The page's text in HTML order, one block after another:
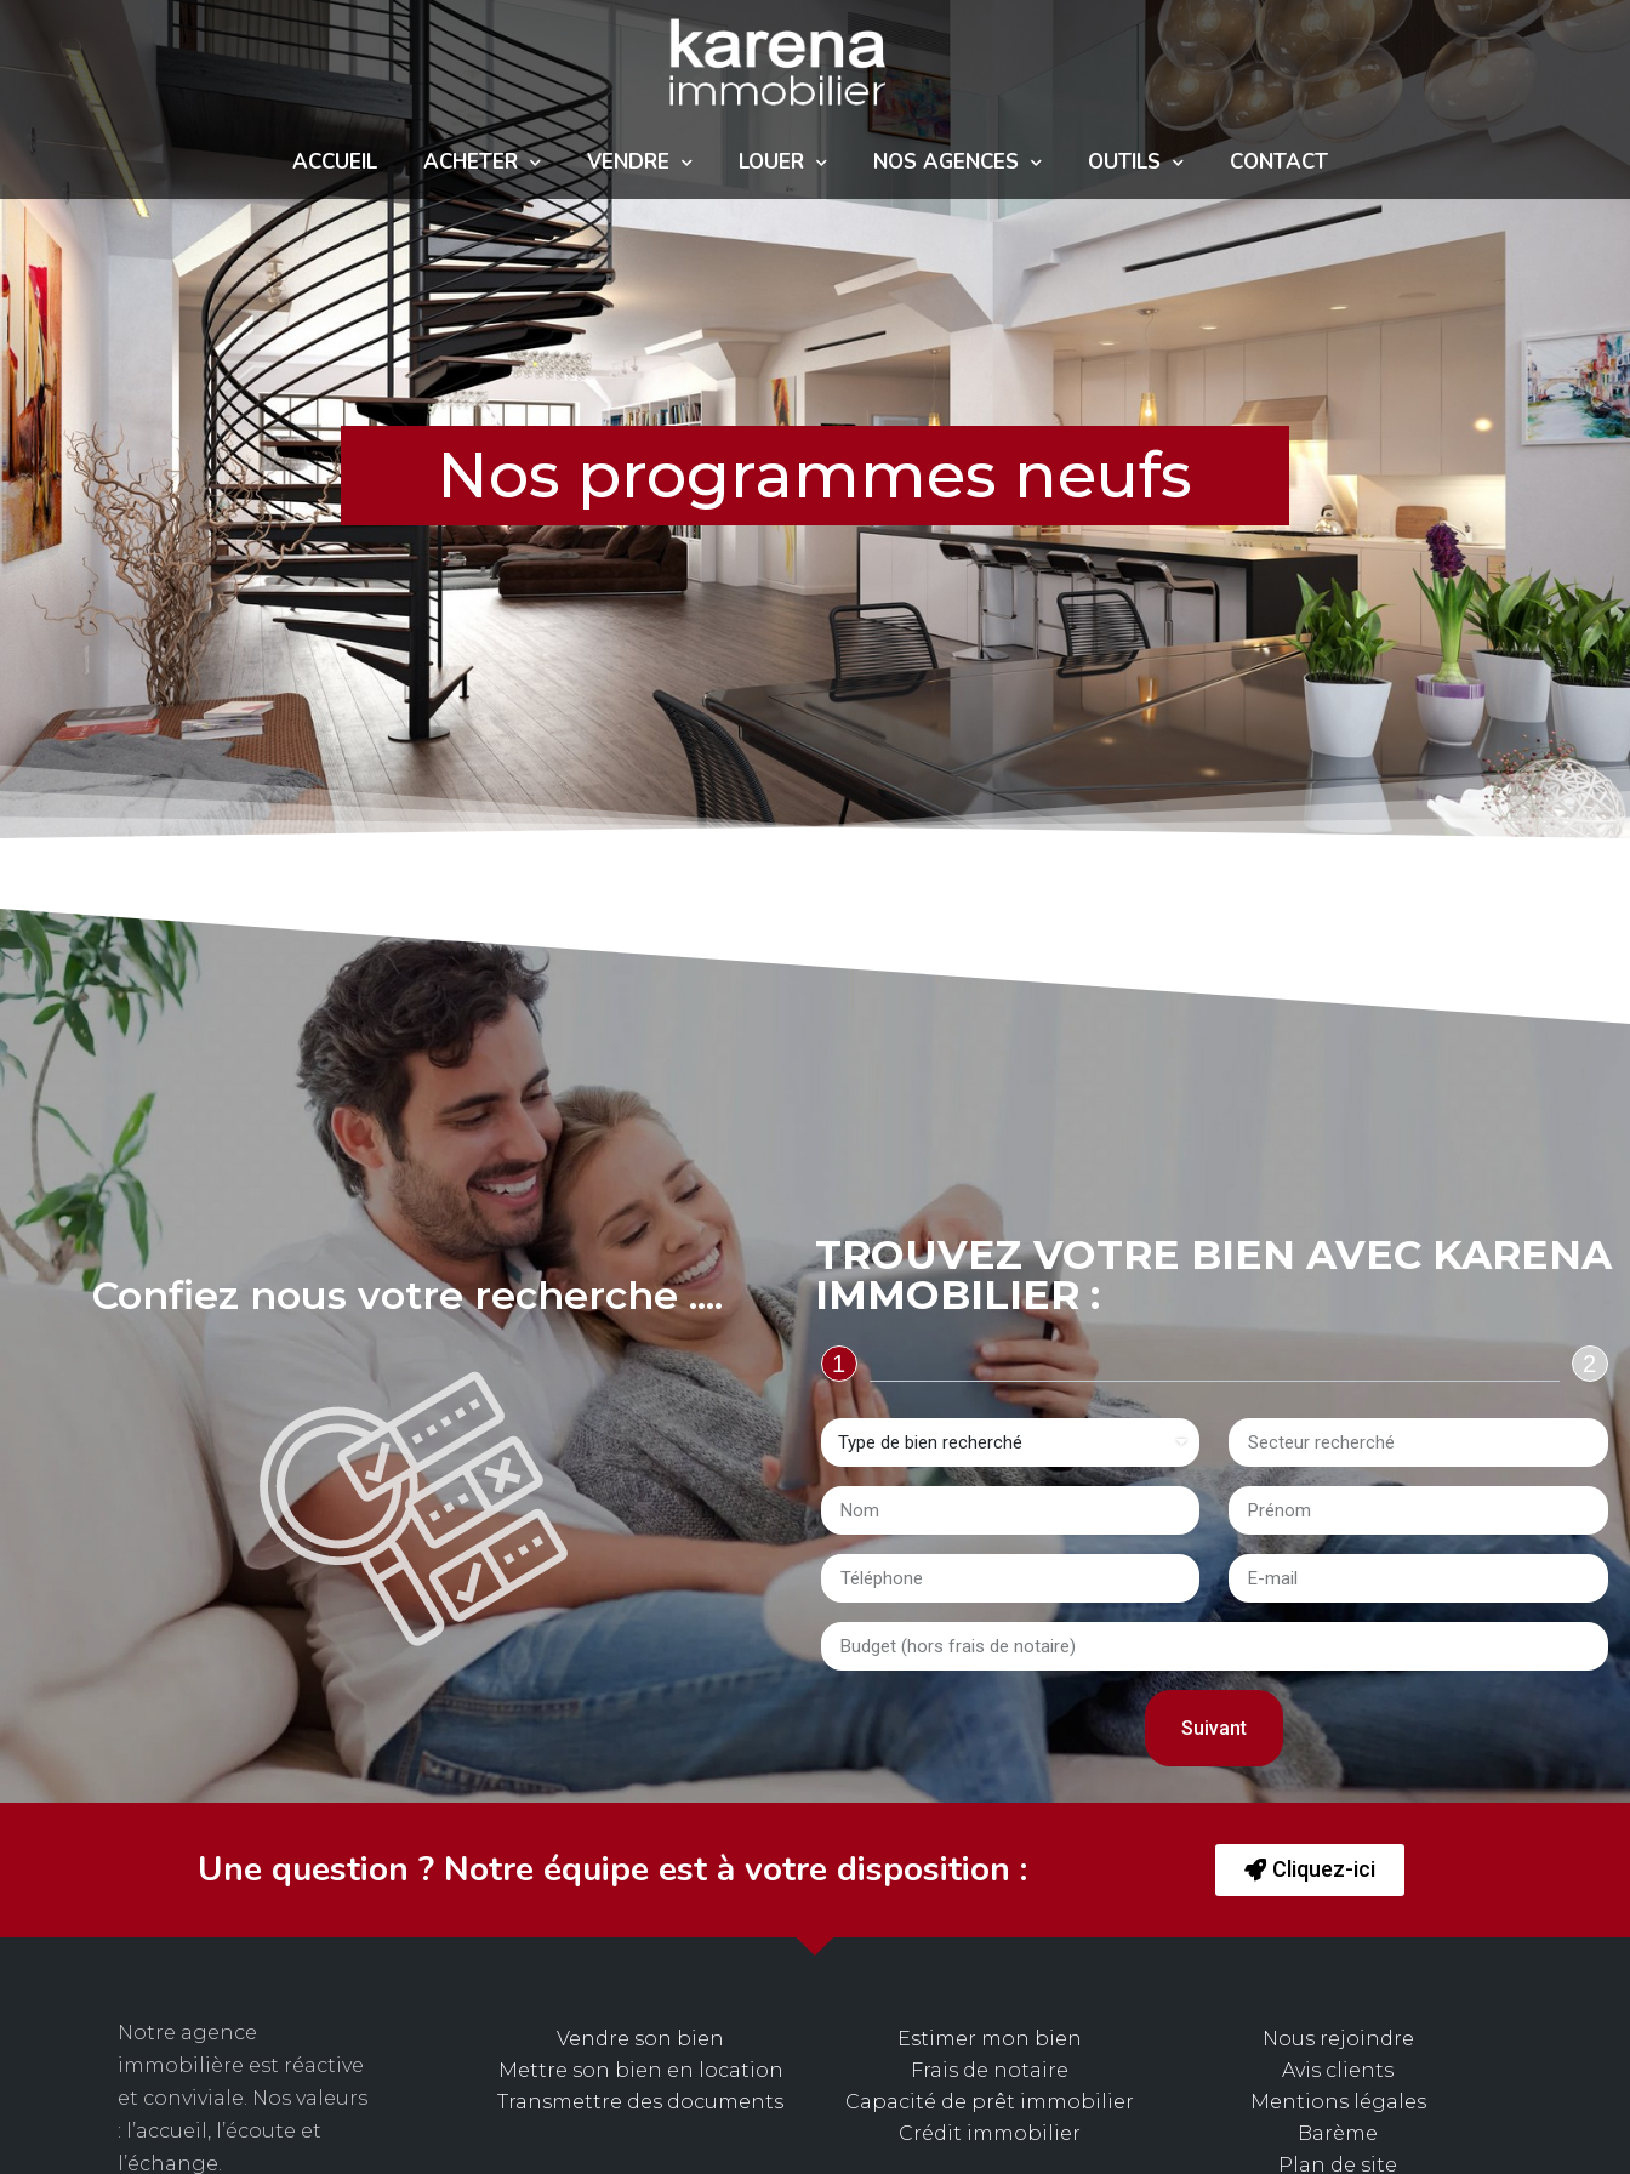
ACCUEIL ACHETER VENDRE LOUER NOS AGENCES OUTILS CONTACT
Nos programmes neufs
Confiez nous votre recherche ....
TROUVEZ VOTRE BIEN AVEC KARENA
IMMOBILIER :
1 2
Une question ? Notre équipe est à votre disposition : Cliquez-ici
Notre agence
immobilière est réactive
et conviviale. Nos valeurs
: l’accueil, l’écoute et
l’échange.
Vendre son bien
Mettre son bien en location
Transmettre des documents
Estimer mon bien
Frais de notaire
Capacité de prêt immobilier
Crédit immobilier
Nous rejoindre
Avis clients
Mentions légales
Barème
Plan de site